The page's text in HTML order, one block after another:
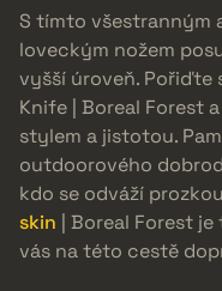
S tímto
loveckým nožem
vyšší úroveň.
Knife | Boreal Forest
stylem a jistotou.
outdoorového
kdo se odváží
skin | Boreal Forest
vás na této cestě